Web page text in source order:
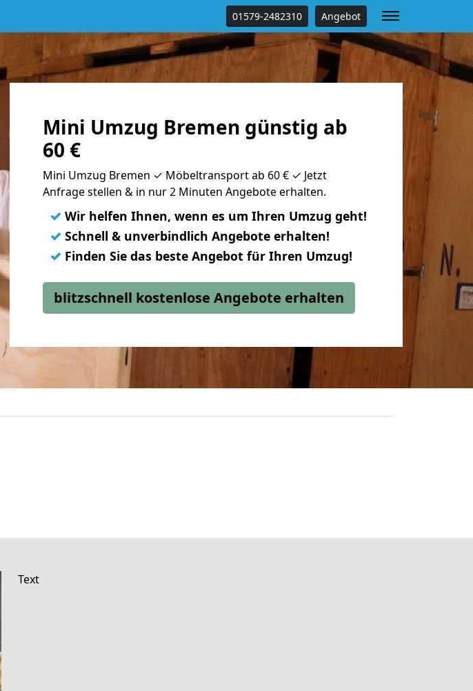
01579-2482310 Angebot
Mini Umzug Bremen günstig ab
60 €
Mini Umzug Bremen ✓ Möbeltransport ab 60 € ✓ Jetzt
Anfrage stellen & in nur 2 Minuten Angebote erhalten.
✓ Wir helfen Ihnen, wenn es um Ihren Umzug geht!
✓ Schnell & unverbindlich Angebote erhalten!
✓ Finden Sie das beste Angebot für Ihren Umzug!
blitzschnell kostenlose Angebote erhalten
Text